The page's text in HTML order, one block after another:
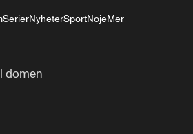
SerierNyheterSportNöjeMer
domen